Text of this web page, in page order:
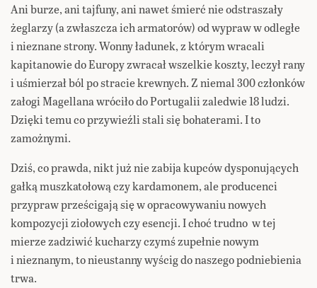
Ani burze, ani tajfuny, ani nawet śmierć nie odstraszały
żeglarzy (a zwłaszcza ich armatorów) od wypraw w odległe
i nieznane strony. Wonny ładunek, z którym wracali
kapitanowie do Europy zwracał wszelkie koszty, leczył rany
i uśmierzał ból po stracie krewnych. Z niemal 300 członków
załogi Magellana wróciło do Portugalii zaledwie 18 ludzi.
Dzięki temu co przywieźli stali się bohaterami. I to
zamożnymi.
Dziś, co prawda, nikt już nie zabija kupców dysponujących
gałką muszkatołową czy kardamonem, ale producenci
przypraw prześcigają się w opracowywaniu nowych
kompozycji ziołowych czy esencji. I choć trudno w tej
mierze zadziwić kucharzy czymś zupełnie nowym
i nieznanym, to nieustanny wyścig do naszego podniebienia
trwa.